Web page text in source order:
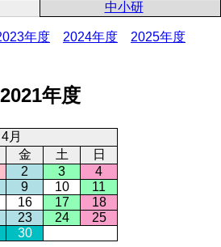
中小研
年度 2024年度
2025年度
2021年度
月
金 土
日
2 3
4
9 10
11
16 17
18
23 24
25
30